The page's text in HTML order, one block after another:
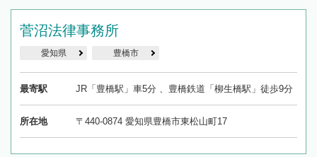
菅沼法律事務所
愛知県 豊橋市
最寄駅 JR「豊橋駅」車5分 、豊橋鉄道「柳生橋駅」徒歩9分
所在地 〒440-0874 愛知県豊橋市東松山町17